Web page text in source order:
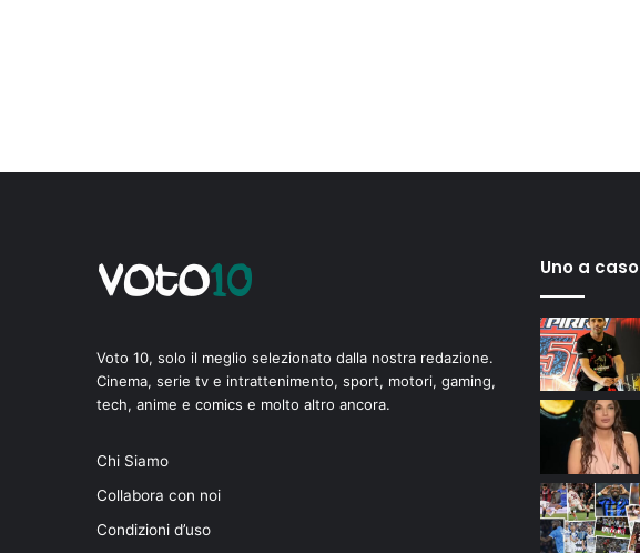
Voto 10, solo il meglio selezionato dalla nostra redazione.
Cinema, serie tv e intrattenimento, sport, motori, gaming,
tech, anime e comics e molto altro ancora.
Chi Siamo
Collabora con noi
Condizioni d’uso
Uno a caso